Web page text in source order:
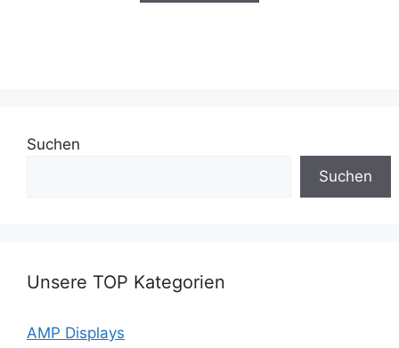
Suchen
Suchen
Unsere TOP Kategorien
AMP Displays